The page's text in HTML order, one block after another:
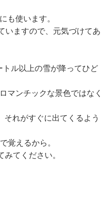
も使います。
いますので、元気づけてあ
ル以上の雪が降ってひど
マンチックな景色ではなく
れがすぐに出てくるよう
覚えるから。
てください。